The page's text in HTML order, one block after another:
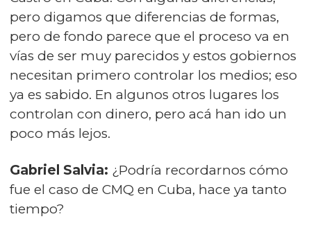
pero digamos que diferencias de formas,
pero de fondo parece que el proceso va en
vías de ser muy parecidos y estos gobiernos
necesitan primero controlar los medios; eso
ya es sabido. En algunos otros lugares los
controlan con dinero, pero acá han ido un
poco más lejos.
Gabriel Salvia: ¿Podría recordarnos cómo
fue el caso de CMQ en Cuba, hace ya tanto
tiempo?